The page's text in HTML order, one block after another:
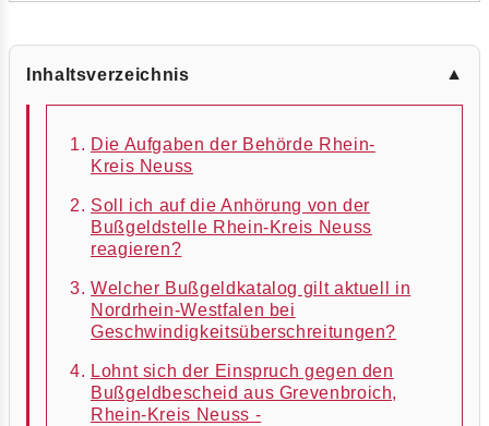
Inhaltsverzeichnis ▼
Die Aufgaben der Behörde Rhein-
Kreis Neuss
Soll ich auf die Anhörung von der
Bußgeldstelle Rhein-Kreis Neuss
reagieren?
Welcher Bußgeldkatalog gilt aktuell in
Nordrhein-Westfalen bei
Geschwindigkeitsüberschreitungen?
Lohnt sich der Einspruch gegen den
Bußgeldbescheid aus Grevenbroich,
Rhein-Kreis Neuss -